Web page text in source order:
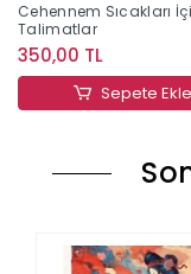
Cehennem Sıcakları
Talimatlar
350,00 TL
Sepete Ekle